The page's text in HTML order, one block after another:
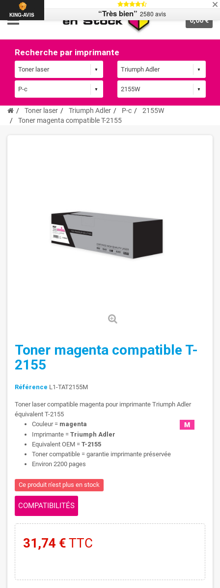
0,00 €
Recherche par imprimante
Toner laser Triumph Adler P-c
2155W
Toner magenta compatible T-2155
Toner magenta compatible T-
2155
Référence L1-TAT2155M
Toner laser compatible magenta pour imprimante Triumph Adler
équivalent T-2155
Couleur = magenta
Imprimante = Triumph Adler
Equivalent OEM = T-2155
Toner compatible = garantie imprimante préservée
Environ 2200 pages
Ce produit n'est plus en stock
COMPATIBILITÉS
31,74 € TTC
KING-AVIS “Très bien” 2580 avis